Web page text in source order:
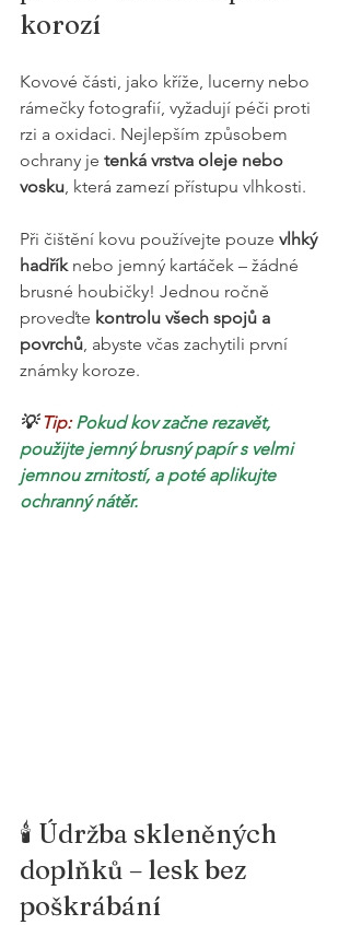
korozí
Kovové části, jako kříže, lucerny nebo
rámečky fotografií, vyžadují péči proti
rzi a oxidaci. Nejlepším způsobem
ochrany je tenká vrstva oleje nebo
vosku, která zamezí přístupu vlhkosti.
Při čištění kovu používejte pouze vlhký
hadřík nebo jemný kartáček – žádné
brusné houbičky! Jednou ročně
proveďte kontrolu všech spojů a
povrchů, abyste včas zachytili první
známky koroze.
💡 Tip: Pokud kov začne rezavět,
použijte jemný brusný papír s velmi
jemnou zrnitostí, a poté aplikujte
ochranný nátěr.
🕯️ Údržba skleněných
doplňků – lesk bez
poškrábání